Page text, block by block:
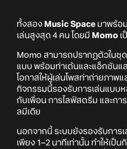
ทั้งสอง Music Space มาพร้อ
เล่นสูงสุด 4 คน โดยมี Momo เ
Momo สามารถปรากฏตัวใน
แบบ พร้อมท่าเต้นและแอ็กชัน
โอกาสให้ผู้เล่นโพสท่าถ่ายภาพ
กิจกรรมนี้รองรับการเล่นแบบห
กับเพื่อน การไลฟ์สตรีม และกา
ลมีเดีย
นอกจากนี้ ระบบยังรองรับการเ
เพียง 1–2 นาทีเท่านั้น ทำให้เป็